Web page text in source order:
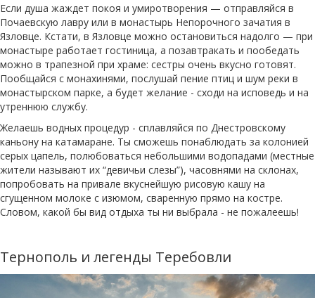
Если душа жаждет покоя и умиротворения — отправляйся в
Почаевскую лавру или в монастырь Непорочного зачатия в
Язловце. Кстати, в Язловце можно остановиться надолго — при
монастыре работает гостиница, а позавтракать и пообедать
можно в трапезной при храме: сестры очень вкусно готовят.
Пообщайся с монахинями, послушай пение птиц и шум реки в
монастырском парке, а будет желание - сходи на исповедь и на
утреннюю службу.
Желаешь водных процедур - сплавляйся по Днестровскому
каньону на катамаране. Ты сможешь понаблюдать за колонией
серых цапель, полюбоваться небольшими водопадами (местные
жители называют их “девичьи слезы”), часовнями на склонах,
попробовать на привале вкуснейшую рисовую кашу на
сгущенном молоке с изюмом, сваренную прямо на костре.
Словом, какой бы вид отдыха ты ни выбрала - не пожалеешь!
Тернополь и легенды Теребовли